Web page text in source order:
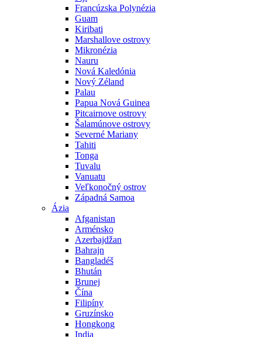
Francúzska Polynézia
Guam
Kiribati
Marshallove ostrovy
Mikronézia
Nauru
Nová Kaledónia
Nový Zéland
Palau
Papua Nová Guinea
Pitcairnove ostrovy
Šalamúnove ostrovy
Severné Mariany
Tahiti
Tonga
Tuvalu
Vanuatu
Veľkonočný ostrov
Západná Samoa
Ázia
Afganistan
Arménsko
Azerbajdžan
Bahrajn
Bangladéš
Bhután
Brunej
Čína
Filipíny
Gruzínsko
Hongkong
India